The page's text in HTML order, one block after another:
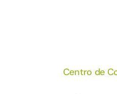
Centro de